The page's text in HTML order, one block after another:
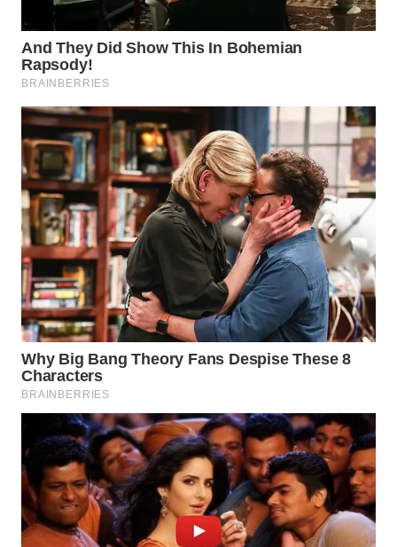
WN
INDRAMAYU
KUNINGAN
WN
MAJALENGKA
WN
SUBANG
WN
SUKABUMI
WN
PURWAKARTA
WN
PRIANGAN
TIMUR
WN
SEMARANG